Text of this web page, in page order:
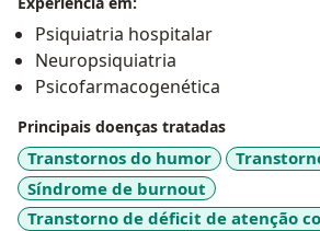
Psiquiatria hospitalar
Neuropsiquiatria
Psicofarmacogenética
Principais doenças tratadas
Transtornos do humor
Síndrome de burnout
Transtorno de déficit de atenção